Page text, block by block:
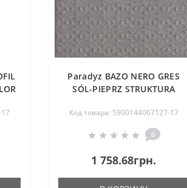
Paradyz BAZO NERO GRES
SÓL-PIEPRZ STRUKTURA
Код товара: 5900144067127-17
0
1 758.68грн.